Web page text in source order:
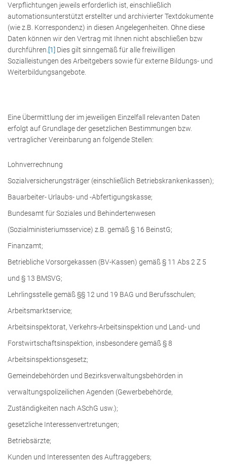
+43 (0) 6212 63 11-0
Verpflichtungen jeweils erforderlich ist, einschließlich
automationsunterstützt erstellter und archivierter Textdokumente
(wie z.B. Korrespondenz) in diesen Angelegenheiten. Ohne diese
Daten können wir den Vertrag mit Ihnen nicht abschließen bzw
durchführen. [1] Dies gilt sinngemäß für alle freiwilligen
Sozialleistungen des Arbeitgebers sowie für externe Bildungs- und
Weiterbildungsangebote.
Eine Übermittlung der im jeweiligen Einzelfall relevanten Daten
erfolgt auf Grundlage der gesetzlichen Bestimmungen bzw.
vertraglicher Vereinbarung an folgende Stellen:
Lohnverrechnung
Sozialversicherungsträger (einschließlich Betriebskrankenkassen);
Bauarbeiter- Urlaubs- und -Abfertigungskasse;
Bundesamt für Soziales und Behindertenwesen
(Sozialministeriumsservice) z.B. gemäß § 16 BeinstG;
Finanzamt;
Betriebliche Vorsorgekassen (BV-Kassen) gemäß § 11 Abs 2 Z 5
und § 13 BMSVG;
Lehrlingsstelle gemäß §§ 12 und 19 BAG und Berufsschulen;
Arbeitsmarktservice;
Arbeitsinspektorat, Verkehrs-Arbeitsinspektion und Land- und
Forstwirtschaftsinspektion, insbesondere gemäß § 8
Arbeitsinspektionsgesetz;
Gemeindebehörden und Bezirksverwaltungsbehörden in
verwaltungspolizeilichen Agenden (Gewerbebehörde,
Zuständigkeiten nach ASchG usw.);
gesetzliche Interessenvertretungen;
Betriebsärzte;
Kunden und Interessenten des Auftraggebers;